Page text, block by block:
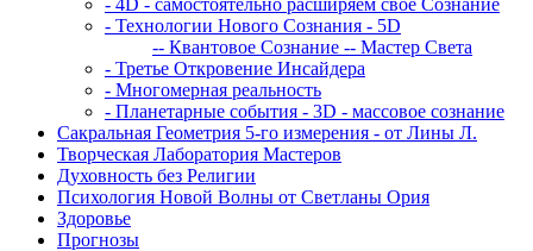
- Технологии Нового Сознания - 5D
-- Квантовое Сознание -- Мастер Света
- Третье Откровение Инсайдера
- Многомерная реальность
- Планетарные события - 3D - массовое сознание
Сакральная Геометрия 5-го измерения - от Лины Л.
Творческая Лаборатория Мастеров
Духовность без Религии
Психология Новой Волны от Светланы Ория
Здоровье
Прогнозы